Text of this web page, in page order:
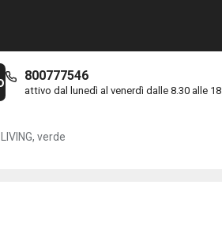
800777546
attivo dal lunedì al venerdì dalle 8.30 alle 18
verde